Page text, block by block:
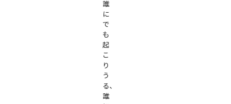
誰
に
で
も
起
こ
り
う
る、
誰